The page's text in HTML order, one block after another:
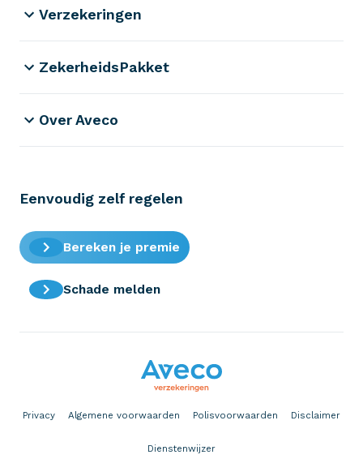
Verzekeringen
ZekerheidsPakket
Over Aveco
Eenvoudig zelf regelen
Bereken je premie
Schade melden
Privacy Algemene voorwaarden Polisvoorwaarden Disclaimer
Dienstenwijzer